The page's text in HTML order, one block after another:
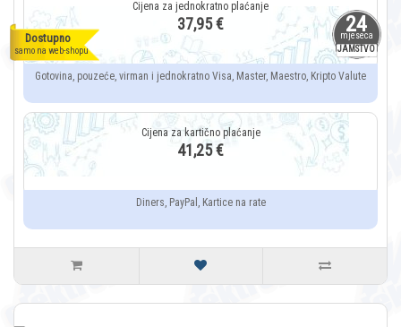
24
mjeseca
JAMSTVO
Dostupno
samo na web-shopu
37,95 €
Gotovina, pouzeće, virman i jednokratno Visa, Master, Maestro, Kripto Valute
41,25 €
Diners, PayPal, Kartice na rate